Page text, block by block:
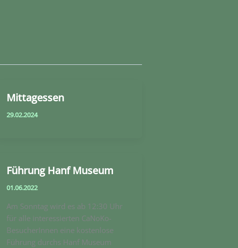
Mittagessen
29.02.2024
Führung Hanf Museum
01.06.2022
Am Sonntag wird es ab 12:30 Uhr
für alle interessierten CaNoKo-
BesucherInnen eine kostenlose
Führung durchs Hanf Museum